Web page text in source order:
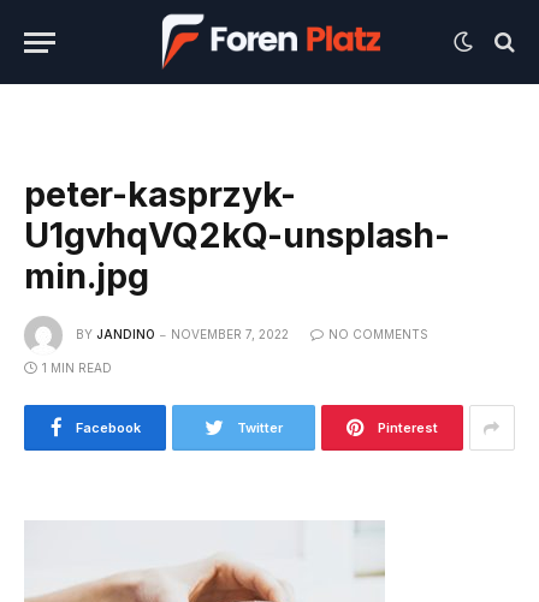
peter-kasprzyk-
U1gvhqVQ2kQ-unsplash-
min.jpg
BY JANDINO NOVEMBER 7, 2022 NO COMMENTS
1 MIN READ
Facebook Twitter Pinterest